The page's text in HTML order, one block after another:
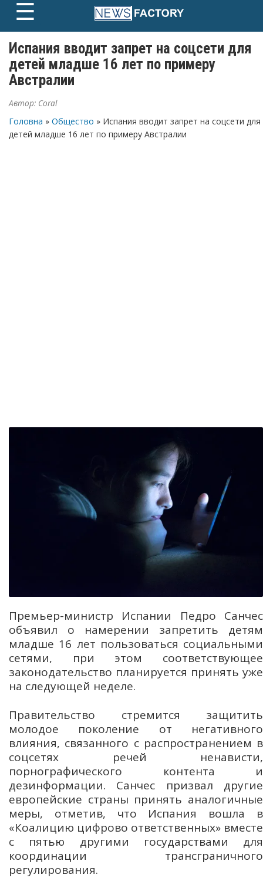
content
☰
Испания вводит запрет на соцсети для
детей младше 16 лет по примеру
Австралии
Автор: Coral
Головна » Общество » Испания вводит запрет на соцсети для
детей младше 16 лет по примеру Австралии
Премьер-министр Испании Педро Санчес
объявил о намерении запретить детям
младше 16 лет пользоваться социальными
сетями, при этом соответствующее
законодательство планируется принять уже
на следующей неделе.
Правительство стремится защитить
молодое поколение от негативного
влияния, связанного с распространением в
соцсетях речей ненависти,
порнографического контента и
дезинформации. Санчес призвал другие
европейские страны принять аналогичные
меры, отметив, что Испания вошла в
«Коалицию цифрово ответственных» вместе
с пятью другими государствами для
координации трансграничного
регулирования.